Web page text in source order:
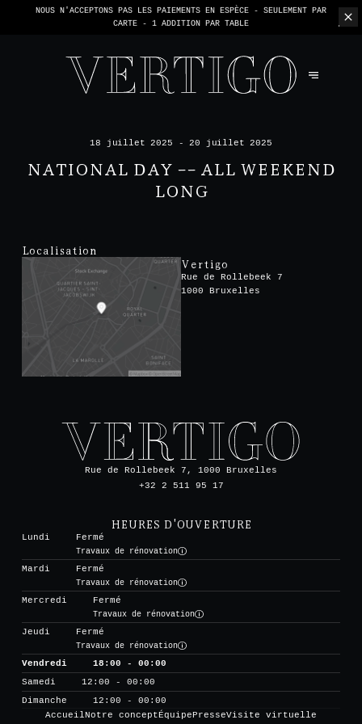
NOUS N'ACCEPTONS PAS LES PAIEMENTS EN ESPÈCE - SEULEMENT PAR
CARTE - 1 ADDITION PAR TABLE
18 juillet 2025 - 20 juillet 2025
NATIONAL DAY -- ALL WEEKEND
LONG
Localisation
Vertigo
Rue de Rollebeek 7
1000 Bruxelles
Rue de Rollebeek 7, 1000 Bruxelles
+32 2 511 95 17
HEURES D'OUVERTURE
Lundi
Fermé
Travaux de rénovation
Mardi
Fermé
Travaux de rénovation
Mercredi
Fermé
Travaux de rénovation
Jeudi
Fermé
Travaux de rénovation
Vendredi
18:00 - 00:00
Samedi
12:00 - 00:00
Dimanche
12:00 - 00:00
AccueilNotre conceptÉquipePresseVisite virtuelle